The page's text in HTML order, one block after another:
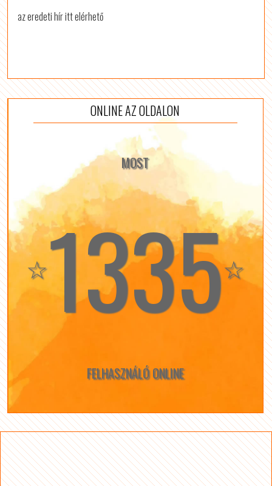
az eredeti hír itt elérhető
ONLINE AZ OLDALON
MOST
☆1335☆
FELHASZNÁLÓ ONLINE